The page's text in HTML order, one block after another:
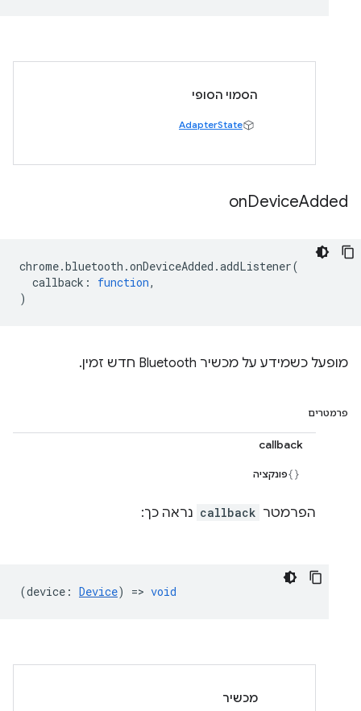
הסמוי הסופי
AdapterState
onDeviceAdded
chrome.bluetooth .onDeviceAdded .addListener(
callback : function,
)
מופעל כשמידע על מכשיר Bluetooth חדש זמין.
פרמטרים
callback
פונקציה
הפרמטר callback נראה כך:
(device : Device) => void
מכשיר